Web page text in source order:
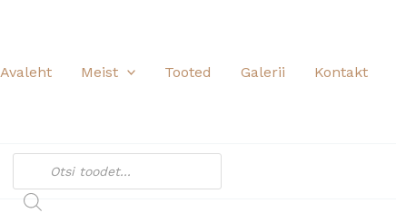
Avaleht Meist Tooted Galerii Kontakt
Products
search